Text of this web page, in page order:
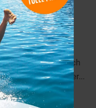
48,1 km
des Berges
Er ist ein
Flusses Wertach
ca. 130 ha großer...